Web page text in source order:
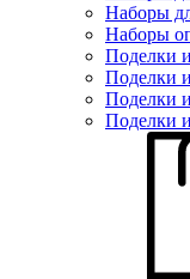
Наборы
Наборы
Поделки
Поделки
Поделки
Поделки